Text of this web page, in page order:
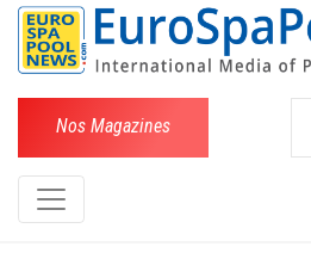
Nos Magazines